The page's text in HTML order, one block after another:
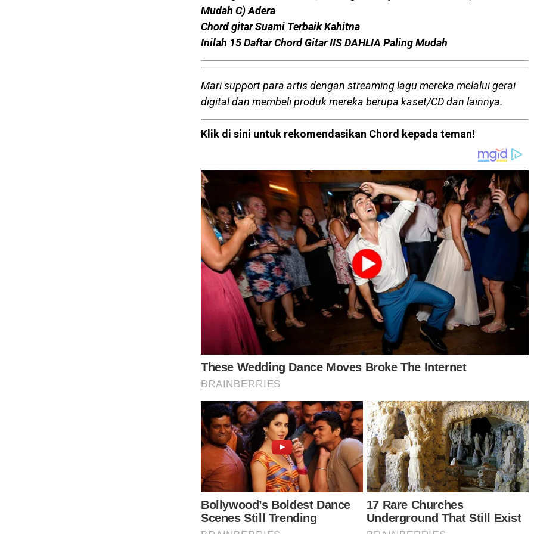
Mudah C) Adera
Chord gitar Suami Terbaik Kahitna
Inilah 15 Daftar Chord Gitar IIS DAHLIA Paling Mudah
Mari support para artis dengan streaming lagu mereka melalui gerai
digital dan membeli produk mereka berupa kaset/CD dan lainnya.
Klik di sini untuk rekomendasikan Chord kepada teman!